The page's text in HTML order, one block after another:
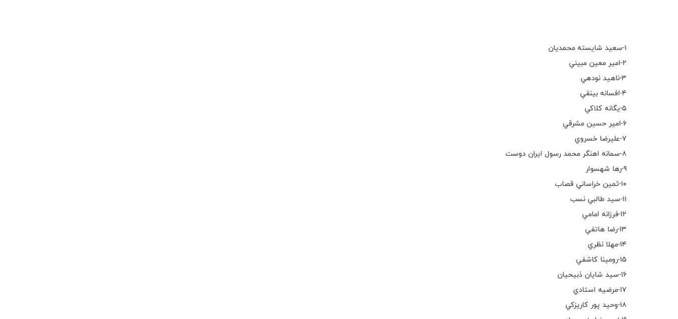
١-سعيد شايسته محمديان
٢-امير معين مبيني
٣-ناهيد نودهي
٤-افسانه بينقي
٥-يگانه كلاكي
٦-امير حسين مشرقي
٧-عليرضا خسروي
٨-سمانه اهنگر محمد رسول ايران دوست
٩-رها شهسوار
١٠-ثمين خراساني قصاب
١١-سيد طالبي نسب
١٢-فرزانه امامي
١٣-رضا هاتفي
١٤-مهلا نظري
١٥-رومينا كاشفي
١٦-سيد شايان ذبيحيان
١٧-مرضيه استادي
١٨-وحيد پور كاريزكي